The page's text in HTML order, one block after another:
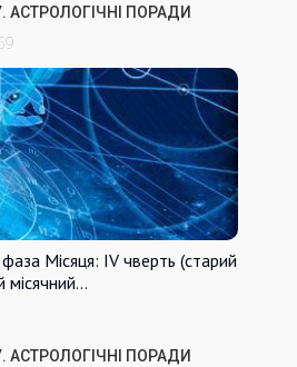
АСТРОЛОГІЧНІ ПОРАДИ
Місяця: IV чверть (старий
місячний…
АСТРОЛОГІЧНІ ПОРАДИ